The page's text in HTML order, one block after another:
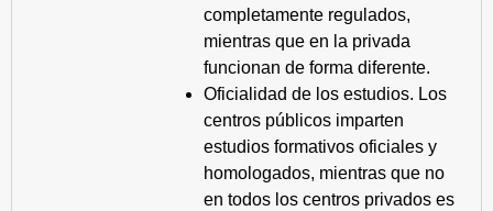
completamente regulados,
mientras que en la privada
funcionan de forma diferente.
Oficialidad de los estudios. Los
centros públicos imparten
estudios formativos oficiales y
homologados, mientras que no
en todos los centros privados es